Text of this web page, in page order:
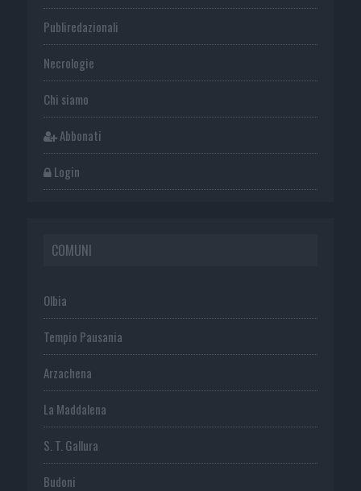
Publiredazionali
Necrologie
Chi siamo
Abbonati
Login
COMUNI
Olbia
Tempio Pausania
Arzachena
La Maddalena
S. T. Gallura
Budoni